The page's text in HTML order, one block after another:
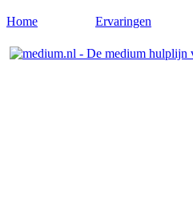
Home Ervaringen